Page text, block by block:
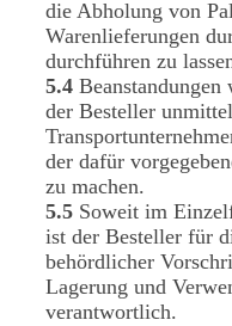
die Abholung von
Warenlieferungen
durchführen zu
5.4 Beanstandungen
der Besteller
der dafür
zu machen.
5.5 Soweit im
ist der Besteller für
behördlicher
Lagerung und
verantwortlich.